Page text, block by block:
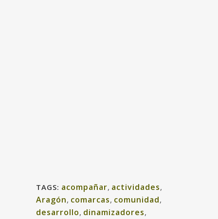
TAGS: acompañar, actividades,
Aragón, comarcas, comunidad,
desarrollo, dinamizadores,